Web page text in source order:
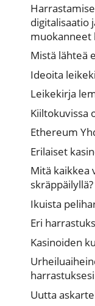
digitalisaatio
muokanneet
Mistä lähteä
Ideoita
Leikekirja
Kiiltokuvissa
Ethereum
Erilaiset
Mitä kaikkea
skräppäilyllä?
Ikuista
Eri
Kasinoiden
Uutta